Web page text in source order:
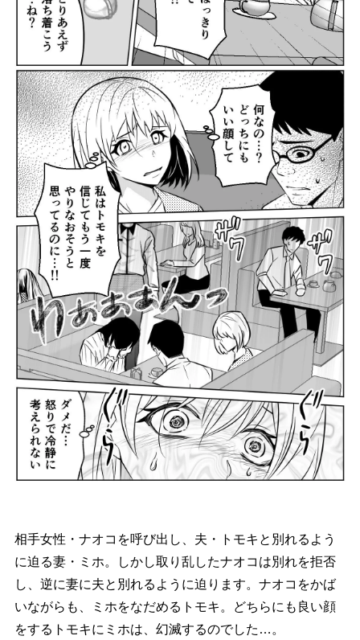
相手女性・ナオコを呼び出し、夫・トモキと別れるよう
に迫る妻・ミホ。しかし取り乱したナオコは別れを拒否
し、逆に妻に夫と別れるように迫ります。ナオコをかば
いながらも、ミホをなだめるトモキ。どちらにも良い顔
をするトモキにミホは、幻滅するのでした…。